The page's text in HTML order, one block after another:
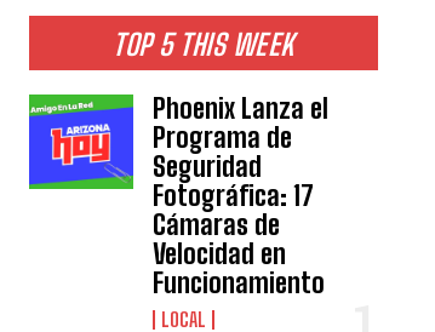
TOP 5 THIS WEEK
Phoenix Lanza el
Programa de
Seguridad
Fotográfica: 17
Cámaras de
Velocidad en
Funcionamiento
LOCAL